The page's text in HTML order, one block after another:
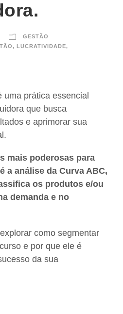
GESTÃO
, LUCRATIVIDADE,
uma prática essencial
que busca
e aprimorar sua
mais poderosas para
a análise da Curva ABC,
os produtos e/ou
demanda e no
como segmentar
e por que ele é
da sua